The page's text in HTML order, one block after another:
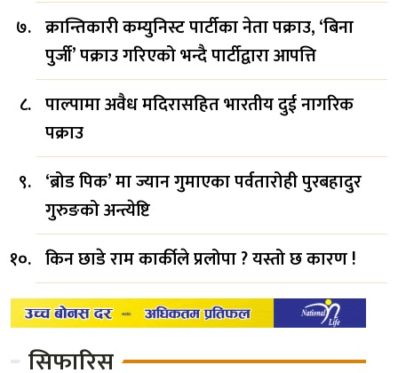
क्रान्तिकारी कम्युनिस्ट पार्टीका नेता पक्राउ, ‘बिना
पुर्जी’ पक्राउ गरिएको भन्दै पार्टीद्वारा आपत्ति
पाल्पामा अवैध मदिरासहित भारतीय दुई नागरिक
पक्राउ
‘ब्रोड पिक’ मा ज्यान गुमाएका पर्वतारोही पुरबहादुर
गुरुङको अन्त्येष्टि
किन छाडे राम कार्कीले प्रलोपा ? यस्तो छ कारण !
सिफारिस